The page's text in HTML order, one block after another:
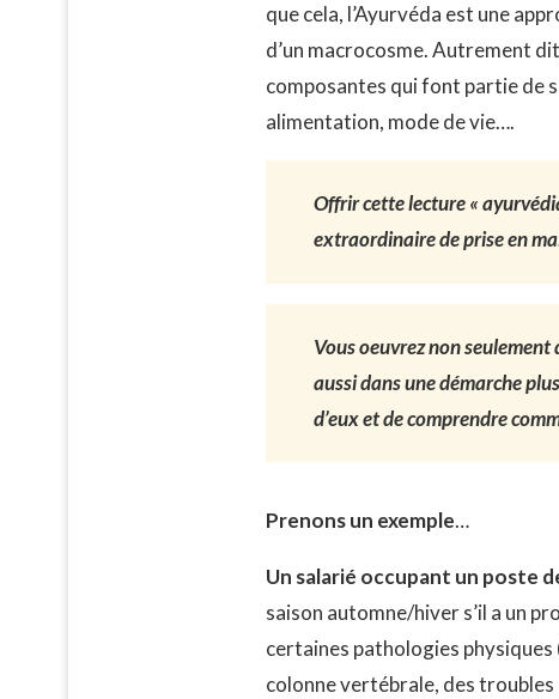
que cela, l’Ayurvéda est une
d’un macrocosme. Autrement
composantes qui font partie de
alimentation, mode de vie….
Offrir cette lecture «
extraordinaire de prise en
Vous oeuvrez non
aussi dans une démarche
d’eux et de comprendre
Prenons un exemple…
Un salarié occupant un poste
saison automne/hiver s’il a un
certaines pathologies
colonne vertébrale, des